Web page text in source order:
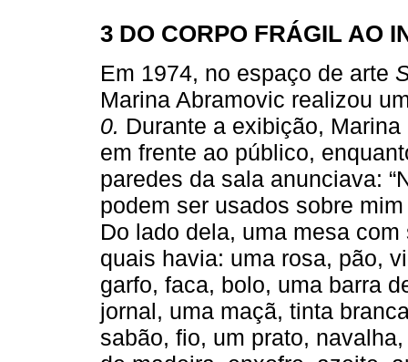
3 DO CORPO FRÁGIL AO
Em 1974, no espaço de arte
Marina Abramovic realizou
0. Durante a exibição,
em frente ao público,
paredes da sala anunciava:
podem ser usados sobre
Do lado dela, uma mesa
quais havia: uma rosa, pão,
garfo, faca, bolo, uma barra
jornal, uma maçã, tinta
sabão, fio, um prato,